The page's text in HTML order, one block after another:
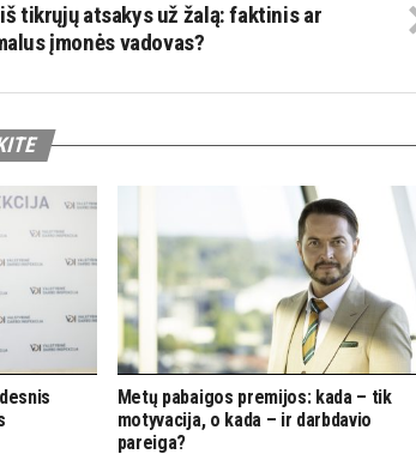
iš tikrųjų atsakys už žalą: faktinis ar
įmonės vadovas?
Metų pabaigos premijos: kada – tik
motyvacija, o kada – ir darbdavio
pareiga?